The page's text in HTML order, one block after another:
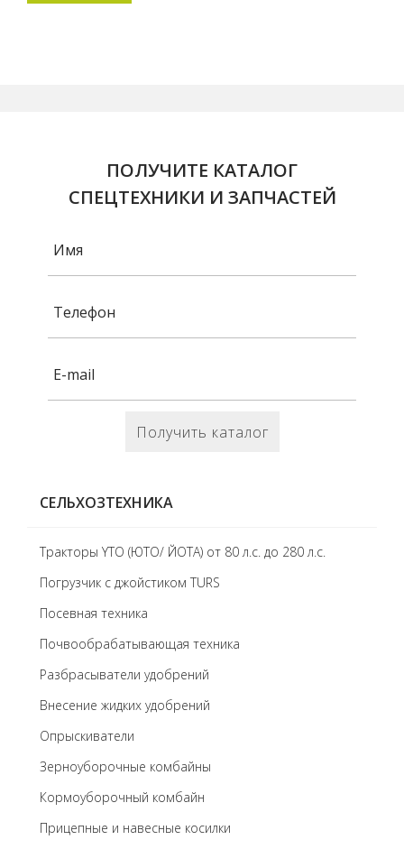
ПОЛУЧИТЕ КАТАЛОГ
СПЕЦТЕХНИКИ И ЗАПЧАСТЕЙ
Получить каталог
СЕЛЬХОЗТЕХНИКА
Тракторы YTO (ЮТО/ ЙОТА) от 80 л.с. до 280 л.с.
Погрузчик с джойстиком TURS
Посевная техника
Почвообрабатывающая техника
Разбрасыватели удобрений
Внесение жидких удобрений
Опрыскиватели
Зерноуборочные комбайны
Кормоуборочный комбайн
Прицепные и навесные косилки